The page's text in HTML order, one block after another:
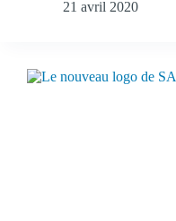
21 avril 2020